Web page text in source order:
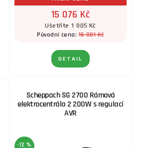
15 076 Kč
Ušetříte 1 005 Kč
Původní cena:16 081 Kč
DETAIL
Scheppach SG 2700 Rámová
elektrocentrála 2 200W s regulací
AVR
-12 %